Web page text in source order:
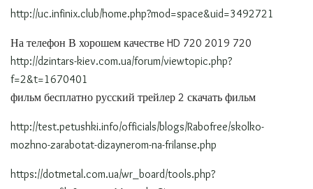
http://uc.infinix.club/home.php?mod=space&uid=3492721
На телефон В хорошем качестве HD 720 2019 720
http://dzintars-kiev.com.ua/forum/viewtopic.php?
f=2&t=1670401
фильм бесплатно русский трейлер 2 скачать фильм
http://test.petushki.info/officials/blogs/Rabofree/skolko-
mozhno-zarabotat-dizaynerom-na-frilanse.php
https://dotmetal.com.ua/wr_board/tools.php?